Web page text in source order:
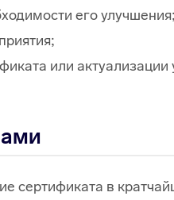
его улучшения;
или
в